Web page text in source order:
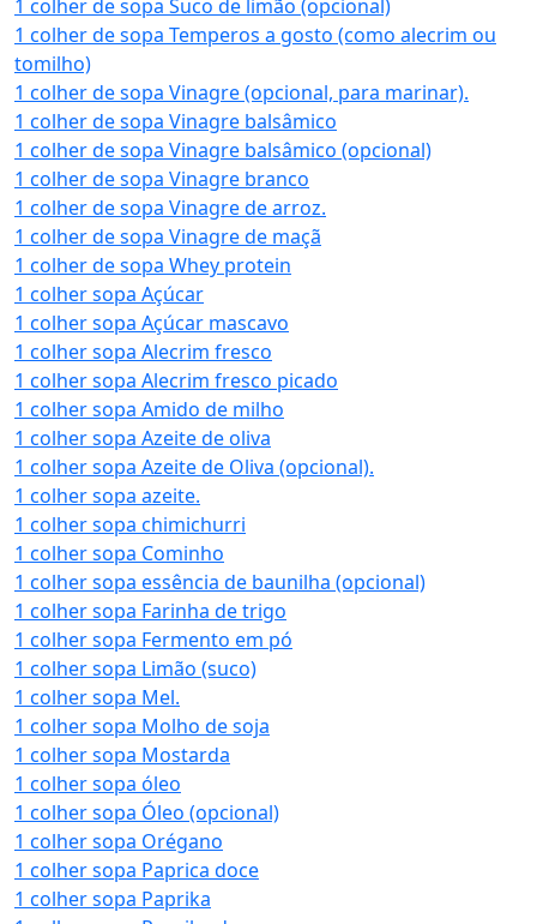
1 colher de sopa Suco de limão (opcional)
1 colher de sopa Temperos a gosto (como alecrim ou
tomilho)
1 colher de sopa Vinagre (opcional, para marinar).
1 colher de sopa Vinagre balsâmico
1 colher de sopa Vinagre balsâmico (opcional)
1 colher de sopa Vinagre branco
1 colher de sopa Vinagre de arroz.
1 colher de sopa Vinagre de maçã
1 colher de sopa Whey protein
1 colher sopa Açúcar
1 colher sopa Açúcar mascavo
1 colher sopa Alecrim fresco
1 colher sopa Alecrim fresco picado
1 colher sopa Amido de milho
1 colher sopa Azeite de oliva
1 colher sopa Azeite de Oliva (opcional).
1 colher sopa azeite.
1 colher sopa chimichurri
1 colher sopa Cominho
1 colher sopa essência de baunilha (opcional)
1 colher sopa Farinha de trigo
1 colher sopa Fermento em pó
1 colher sopa Limão (suco)
1 colher sopa Mel.
1 colher sopa Molho de soja
1 colher sopa Mostarda
1 colher sopa óleo
1 colher sopa Óleo (opcional)
1 colher sopa Orégano
1 colher sopa Paprica doce
1 colher sopa Paprika